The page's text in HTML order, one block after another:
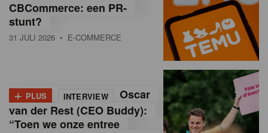
n
d
a
M
CBCommerce: een PR-
stunt?
31 JULI 2026 • E-COMMERCE
+ PLUS INTERVIEW
Oscar
van der Rest (CEO Buddy):
“Toen we onze entree